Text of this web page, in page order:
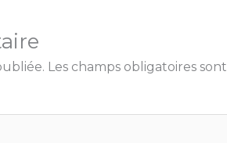
Les champs obligatoires sont